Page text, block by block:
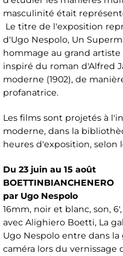
masculinité était
Le titre de l'exposition
d'Ugo Nespolo, Un
hommage au grand
inspiré du roman d'Alfred
moderne (1902), de
profanatrice.
Les films sont projetés à
moderne, dans la
heures d'exposition, selon
Du 23 juin au 15 août
BOETTINBIANCHENERO
par Ugo Nespolo
16mm, noir et blanc, son, 6',
avec Alighiero Boetti, La
Ugo Nespolo entre dans
caméra lors du